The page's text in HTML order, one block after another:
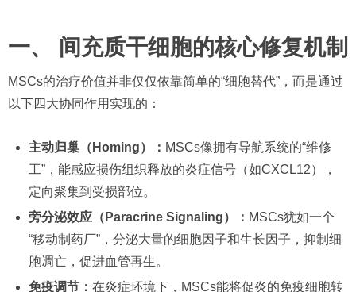
一、 间充质干细胞的核心修复机制
MSCs的治疗价值并非仅仅依靠简单的“细胞替代”，而是通过
以下四大协同作用实现的：
主动归巢（Homing）： MSCs像拥有导航系统的“维修
工”，能感应损伤组织释放的炎症信号（如CXCL12），
定向聚集到受损部位。
旁分泌效应（Paracrine Signaling）： MSCs犹如一个
“移动制药厂”，分泌大量的细胞因子和生长因子，抑制细
胞凋亡，促进血管再生。
免疫调节： 在炎症环境下，MSCs能将促炎的免疫细胞转